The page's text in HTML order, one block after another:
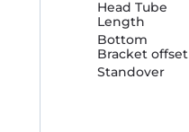
Head Tube
Length
Bottom
Bracket offset
Standover